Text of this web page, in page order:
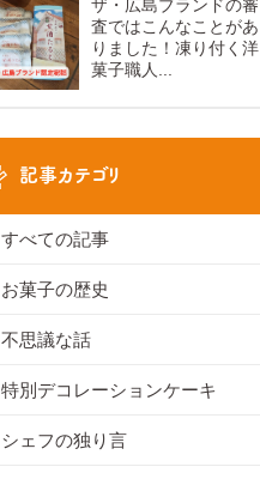
ザ・広島ブランドの審
査ではこんなことがあ
りました！凍り付く洋
菓子職人...
記事カテゴリ
すべての記事
お菓子の歴史
不思議な話
特別デコレーションケーキ
シェフの独り言